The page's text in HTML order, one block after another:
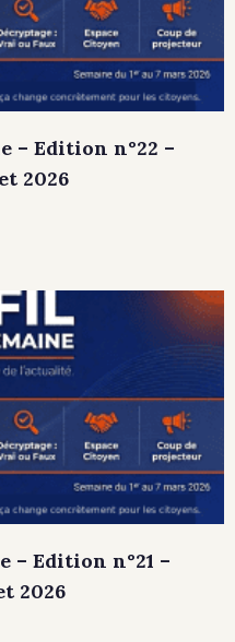
– Edition n°22 –
2026
– Edition n°21 –
2026